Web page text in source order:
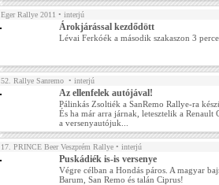
Eger Rallye 2011 • interjú
Árokjárással kezdődött
Lévai Ferkóék a második szakaszon 3
52. Rallye Sanremo • interjú
Az ellenfelek autójával!
Pálinkás Zsoltiék a SanRemo Rallye-ra
És ha már arra járnak, letesztelik a Renault
a versenyautójuk...
17. PRINCE Beer Veszprém Rallye • interjú
Puskádiék is-is versenye
Végre célban a Hondás páros. A magyar
Barum, San Remo és talán Ciprus!